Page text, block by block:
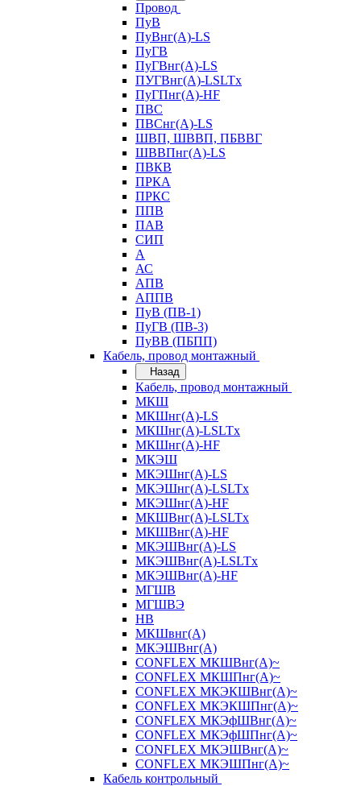
Провод
ПуВ
ПуВнг(А)-LS
ПуГВ
ПуГВнг(А)-LS
ПУГВнг(А)-LSLTx
ПуГПнг(А)-HF
ПВС
ПВСнг(А)-LS
ШВП, ШВВП, ПБВВГ
ШВВПнг(А)-LS
ПВКВ
ПРКА
ПРКС
ППВ
ПАВ
СИП
А
АС
АПВ
АППВ
ПуВ (ПВ-1)
ПуГВ (ПВ-3)
ПуВВ (ПБПП)
Кабель, провод монтажный
Назад
Кабель, провод монтажный
МКШ
МКШнг(А)-LS
МКШнг(А)-LSLTx
МКШнг(А)-HF
МКЭШ
МКЭШнг(А)-LS
МКЭШнг(А)-LSLTx
МКЭШнг(А)-HF
МКШВнг(A)-LSLTx
МКШВнг(А)-HF
МКЭШВнг(А)-LS
МКЭШВнг(A)-LSLTx
МКЭШВнг(А)-HF
МГШВ
МГШВЭ
НВ
МКШвнг(А)
МКЭШВнг(А)
CONFLEX МКШВнг(А)~
CONFLEX МКШПнг(А)~
CONFLEX МКЭКШВнг(А)~
CONFLEX МКЭКШПнг(А)~
CONFLEX МКЭфШВнг(А)~
CONFLEX МКЭфШПнг(А)~
CONFLEX МКЭШВнг(А)~
CONFLEX МКЭШПнг(А)~
Кабель контрольный